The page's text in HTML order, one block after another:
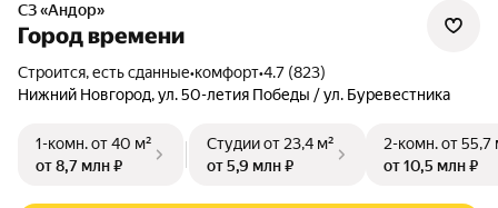
СЗ «Андор»
Город времени
Строится, есть сданные•комфорт•4.7 (823)
Нижний Новгород, ул. 50-летия Победы / ул. Буревестника
1-комн.от 40 м²
от 8,7 млн ₽
Студииот 23,4 м²
от 5,9 млн ₽
2-комн.от 55,7
от 10,5 млн ₽